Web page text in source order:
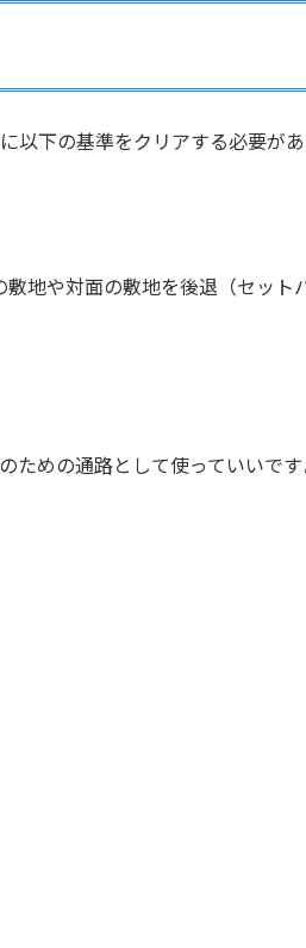
下の基準をクリアする必要があ
地や対面の敷地を後退（セット
ための通路として使っていいで